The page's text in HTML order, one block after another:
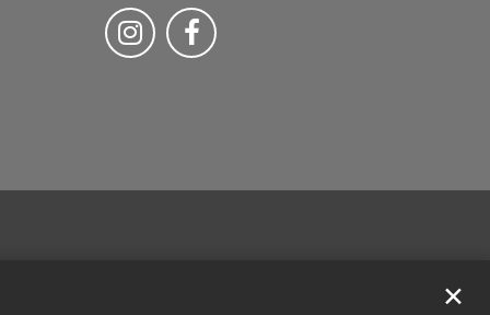
✕
Wir auf Instragram
Wir auf Facebook